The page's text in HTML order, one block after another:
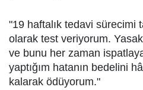
"19 haftalık tedavi sürecimi
olarak test veriyorum.
ve bunu her zaman
yaptığım hatanın bedelini
kalarak ödüyorum."